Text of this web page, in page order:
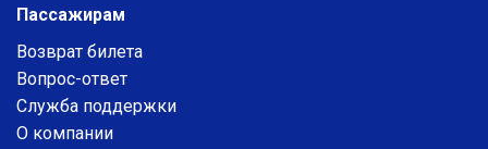
Пассажирам
Возврат билета
Вопрос-ответ
Служба поддержки
О компании